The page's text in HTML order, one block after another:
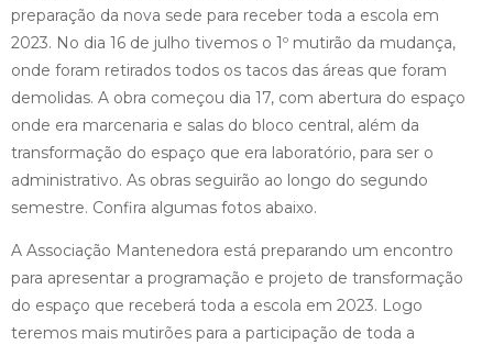
preparação da nova sede para receber toda a escola em
2023. No dia 16 de julho tivemos o 1º mutirão da mudança,
onde foram retirados todos os tacos das áreas que foram
demolidas. A obra começou dia 17, com abertura do espaço
onde era marcenaria e salas do bloco central, além da
transformação do espaço que era laboratório, para ser o
administrativo. As obras seguirão ao longo do segundo
semestre. Confira algumas fotos abaixo.
A Associação Mantenedora está preparando um encontro
para apresentar a programação e projeto de transformação
do espaço que receberá toda a escola em 2023. Logo
teremos mais mutirões para a participação de toda a